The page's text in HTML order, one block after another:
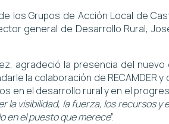
Grupos de Acción Local de
general de Desarrollo Rural,
agradeció la presencia del
la colaboración de RECAMDER
en el desarrollo rural y en el
la visibilidad, la fuerza, los recursos
en el puesto que merece”.